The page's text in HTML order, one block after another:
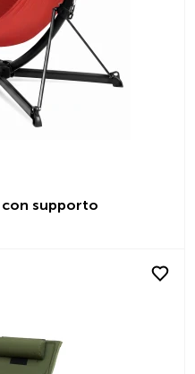
con supporto